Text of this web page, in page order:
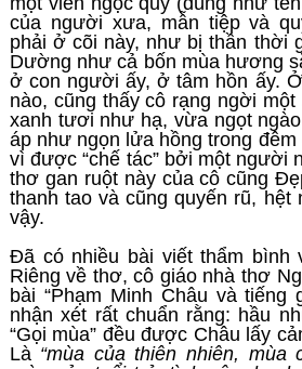
của người xưa, mẫn tiệp và
phải ở cõi này, như bị thần thời
Dường như cả bốn mùa hương
ở con người ấy, ở tâm hồn ấy.
nào, cũng thấy cô rạng ngời
xanh tươi như hạ, vừa ngọt
áp như ngọn lửa hồng trong
vì được “chế tác” bởi một người
thơ gan ruột này của cô cũng
thanh tao và cũng quyến rũ, hệt
vậy.
Đã có nhiều bài viết thẩm bình
Riêng về thơ, cô giáo nhà thơ
bài “Phạm Minh Châu và tiếng
nhận xét rất chuẩn rằng: hầu
“Gọi mùa” đều được Châu lấy
Là “mùa của thiên nhiên, mùa